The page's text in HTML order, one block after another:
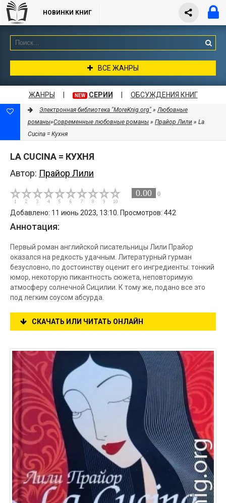
НОВИНКИ КНИГ
ВСЕ ЖАНРЫ
ЖАНРЫ NEW СЕРИИ ОБСУЖДЕНИЯ КНИГ
Электронная библиотека "MoreKnig.org" »Любовные
романы»Современные любовные романы » Прайор Лили » Lа
Cucina = Кухня
LА CUCINA = КУХНЯ
Автор: Прайор Лили
0.00 0
Добавлено: 11 июнь 2023, 13:10. Просмотров: 442
Аннотация:
Первый роман английской писательницы Лили Прайор
оказался на редкость удачным. Литературный гурман
безусловно, по достоинству оценит его ингредиенты: тонкий
юмор, некоторую пикантность сюжета, неповторимую
атмосферу солнечной Сицилии. К тому же, подано все это
под легким соусом абсурда.
СКАЧАТЬ ИЛИ ЧИТАТЬ ОНЛАЙН